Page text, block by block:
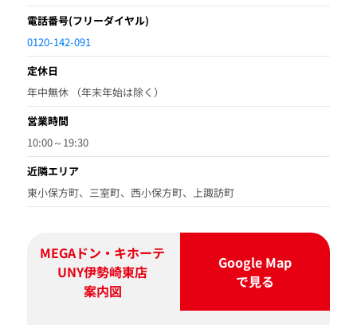
電話番号(フリーダイヤル)
0120-142-091
定休日
年中無休 （年末年始は除く）
営業時間
10:00～19:30
近隣エリア
東小保方町、三室町、西小保方町、上諏訪町
MEGAドン・キホーテ
UNY伊勢崎東店
案内図
Google Map
で見る